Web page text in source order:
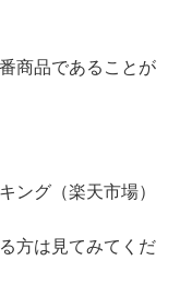
商品であることが
ング（楽天市場）
方は見てみてくだ